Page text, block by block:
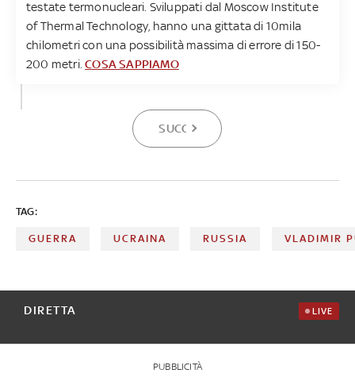
testate termonucleari. Sviluppati dal Moscow Institute
of Thermal Technology, hanno una gittata di 10mila
chilometri con una possibilità massima di errore di 150-
200 metri.COSA SAPPIAMO
SUCCESSIVA
TAG:
GUERRA UCRAINA RUSSIA VLADIMIR
DIRETTA LIVE
PUBBLICITÀ